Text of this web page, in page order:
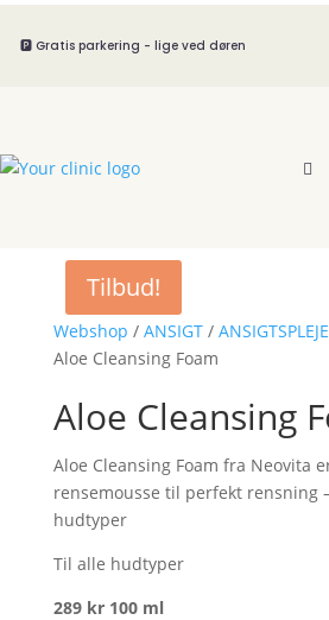
🅿️ Gratis parkering - lige ved døren
Webshop / ANSIGT/ ANSIGTSPLEJE
Aloe Cleansing Foam
Aloe Cleansing
Aloe Cleansing Foam fra Neovita
rensemousse til perfekt rensning
hudtyper
Til alle hudtyper
289 kr 100 ml
Tilbud!